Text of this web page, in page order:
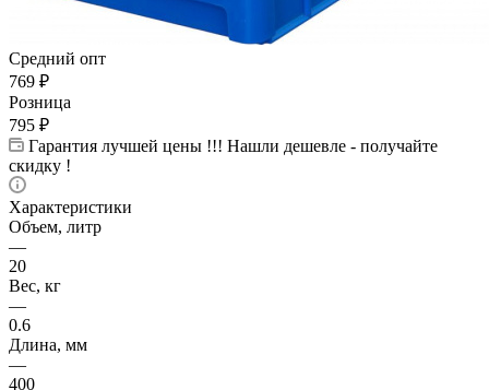
Средний опт
769 ₽
Розница
795 ₽
Гарантия лучшей цены !!! Нашли дешевле - получайте
скидку !
Характеристики
Объем, литр
—
20
Вес, кг
—
0.6
Длина, мм
—
400